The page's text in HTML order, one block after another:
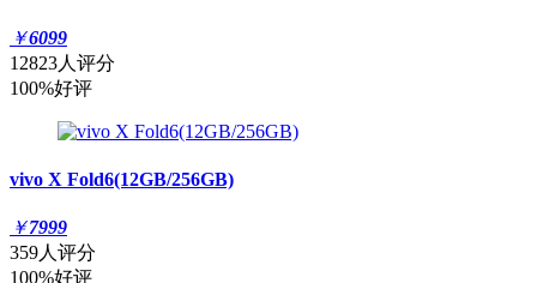
￥6099
12823人评分
100%好评
vivo X Fold6(12GB/256GB)
￥7999
359人评分
100%好评